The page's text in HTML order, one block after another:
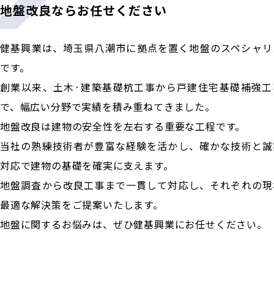
地盤改良ならお任せください
健基興業は、埼玉県八潮市に拠点を置く地盤のスペシャ
です。
創業以来、土木·建築基礎杭工事から戸建住宅基礎補強
で、幅広い分野で実績を積み重ねてきました。
地盤改良は建物の安全性を左右する重要な工程です。
当社の熟練技術者が豊富な経験を活かし、確かな技術と
対応で建物の基礎を確実に支えます。
地盤調査から改良工事まで一貫して対応し、それぞれの
最適な解決策をご提案いたします。
地盤に関するお悩みは、ぜひ健基興業にお任せください。